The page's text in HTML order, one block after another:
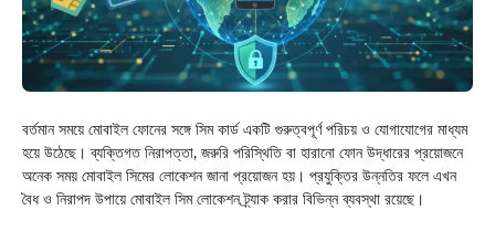
বর্তমান সময়ে মোবাইল ফোনের সঙ্গে সিম কার্ড একটি গুরুত্বপূর্ণ পরিচয় ও যোগাযোগের মাধ্যম
হয়ে উঠেছে। ব্যক্তিগত নিরাপত্তা, জরুরি পরিস্থিতি বা হারানো ফোন উদ্ধারের প্রয়োজনে
অনেক সময় মোবাইল সিমের লোকেশন জানা প্রয়োজন হয়। প্রযুক্তির উন্নতির ফলে এখন
বৈধ ও নিরাপদ উপায়ে মোবাইল সিম লোকেশন ট্র্যাক করার বিভিন্ন ব্যবস্থা রয়েছে।